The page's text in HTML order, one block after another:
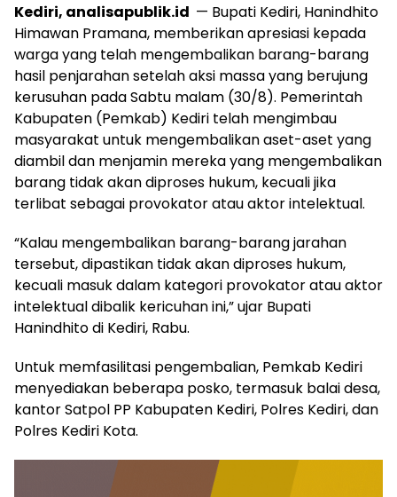
Kediri, analisapublik.id — Bupati Kediri, Hanindhito
Himawan Pramana, memberikan apresiasi kepada
warga yang telah mengembalikan barang-barang
hasil penjarahan setelah aksi massa yang berujung
kerusuhan pada Sabtu malam (30/8). Pemerintah
Kabupaten (Pemkab) Kediri telah mengimbau
masyarakat untuk mengembalikan aset-aset yang
diambil dan menjamin mereka yang mengembalikan
barang tidak akan diproses hukum, kecuali jika
terlibat sebagai provokator atau aktor intelektual.
“Kalau mengembalikan barang-barang jarahan
tersebut, dipastikan tidak akan diproses hukum,
kecuali masuk dalam kategori provokator atau aktor
intelektual dibalik kericuhan ini,” ujar Bupati
Hanindhito di Kediri, Rabu.
Untuk memfasilitasi pengembalian, Pemkab Kediri
menyediakan beberapa posko, termasuk balai desa,
kantor Satpol PP Kabupaten Kediri, Polres Kediri, dan
Polres Kediri Kota.